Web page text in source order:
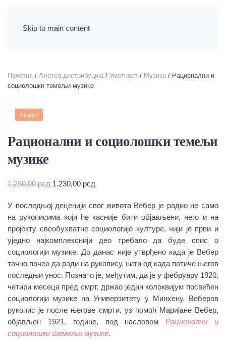
Skip to main content
Почетна / Алетеа дистрибуција / Уметност / Музика / Рационални и
социолошки темељи музике
Акција!
Рационални и социолошки темељи
музике
1.250,00рсд Оригинална
је
била:
1.250,00 рсд.
1.230,00 рсд
је:
1.230,00 рсд.
У последњој деценији свог живота Вебер је радио не само
на рукописима који ће касније бити објављени, него и на
пројекту свеобухватне социологије културе, чији је први и
уједно најкомплекснији део требало да буде спис о
социологији музике. До данас није утврђено када је Вебер
тачно почео да ради на рукопису, нити од када потиче његов
последњи унос. Познато је, међутим, да је у фебруару 1920,
четири месеца пред смрт, држао један колоквијум посвећен
социологији музике на Универзитету у Минхену. Веберов
рукопис је после његове смрти, уз помоћ Маријане Вебер,
oбјављен 1921. године, под насловомРационални и
социолошки темељи музике.